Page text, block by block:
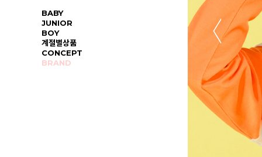
BABY
JUNIOR
BOY
계절별상품
CONCEPT
BRAND